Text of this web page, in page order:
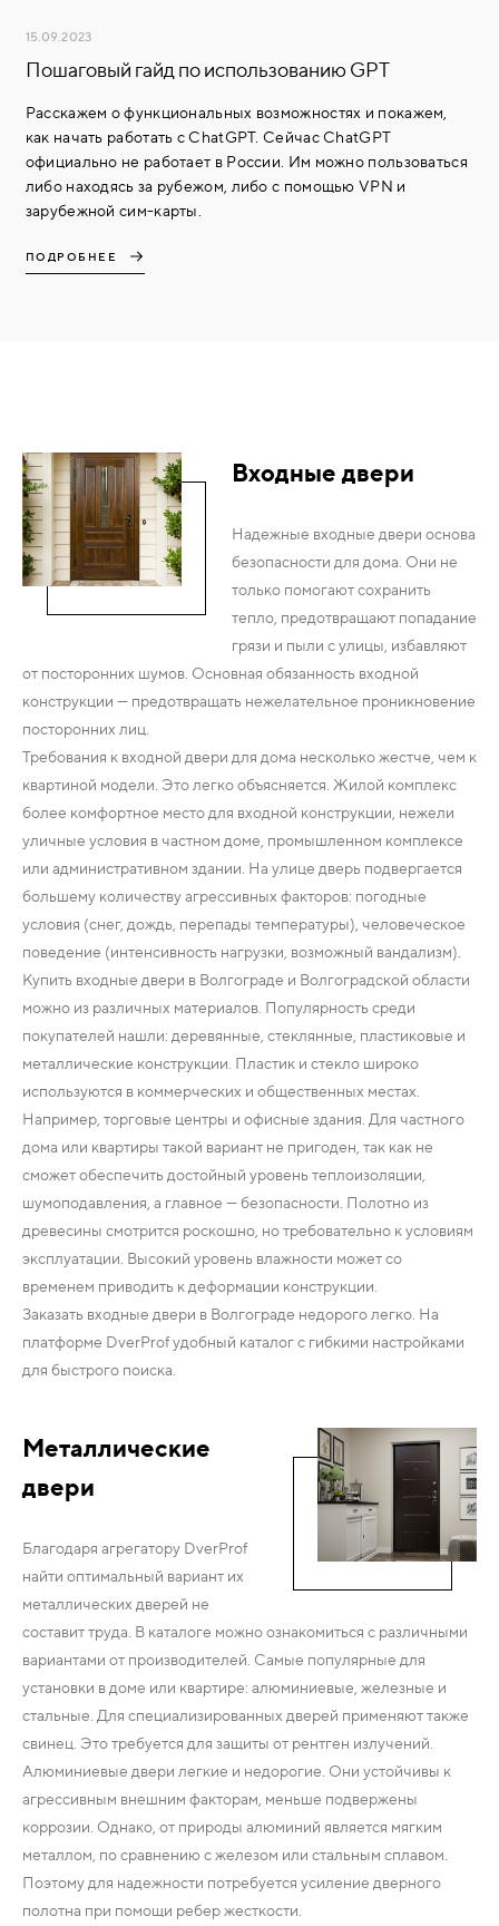
15.09.2023
Пошаговый гайд по использованию GPT
Расскажем о функциональных возможностях и покажем,
как начать работать с ChatGPT. Сейчас ChatGPT
официально не работает в России. Им можно пользоваться
либо находясь за рубежом, либо с помощью VPN и
зарубежной сим-карты.
ПОДРОБНЕЕ
Входные двери
Надежные входные двери основа
безопасности для дома. Они не
только помогают сохранить
тепло, предотвращают попадание
грязи и пыли с улицы, избавляют
от посторонних шумов. Основная обязанность входной
конструкции — предотвращать нежелательное проникновение
посторонних лиц.
Требования к входной двери для дома несколько жестче, чем к
квартиной модели. Это легко объясняется. Жилой комплекс
более комфортное место для входной конструкции, нежели
уличные условия в частном доме, промышленном комплексе
или административном здании. На улице дверь подвергается
большему количеству агрессивных факторов: погодные
условия (снег, дождь, перепады температуры), человеческое
поведение (интенсивность нагрузки, возможный вандализм).
Купить входные двери в Волгограде и Волгоградской области
можно из различных материалов. Популярность среди
покупателей нашли: деревянные, стеклянные, пластиковые и
металлические конструкции. Пластик и стекло широко
используются в коммерческих и общественных местах.
Например, торговые центры и офисные здания. Для частного
дома или квартиры такой вариант не пригоден, так как не
сможет обеспечить достойный уровень теплоизоляции,
шумоподавления, а главное — безопасности. Полотно из
древесины смотрится роскошно, но требовательно к условиям
эксплуатации. Высокий уровень влажности может со
временем приводить к деформации конструкции.
Заказать входные двери в Волгограде недорого легко. На
платформе DverProf удобный каталог с гибкими настройками
для быстрого поиска.
Металлические
двери
Благодаря агрегатору DverProf
найти оптимальный вариант их
металлических дверей не
составит труда. В каталоге можно ознакомиться с различными
вариантами от производителей. Самые популярные для
установки в доме или квартире: алюминиевые, железные и
стальные. Для специализированных дверей применяют также
свинец. Это требуется для защиты от рентген излучений.
Алюминиевые двери легкие и недорогие. Они устойчивы к
агрессивным внешним факторам, меньше подвержены
коррозии. Однако, от природы алюминий является мягким
металлом, по сравнению с железом или стальным сплавом.
Поэтому для надежности потребуется усиление дверного
полотна при помощи ребер жесткости.